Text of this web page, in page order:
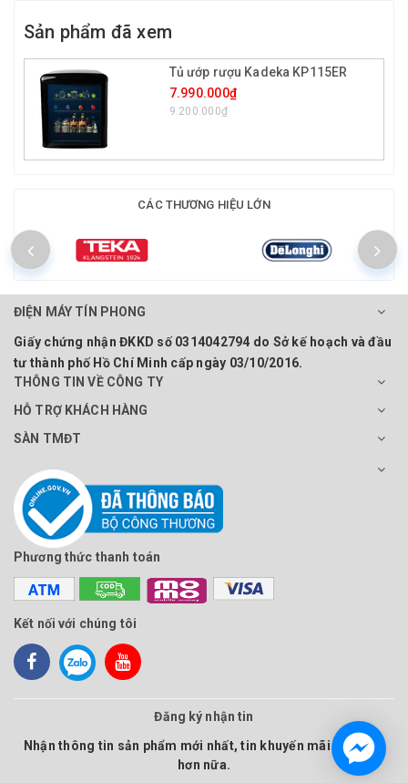
Sản phẩm đã xem
Tủ ướp rượu Kadeka KP115ER
7.990.000₫
9.200.000₫
CÁC THƯƠNG HIỆU LỚN
ĐIỆN MÁY TÍN PHONG
Giấy chứng nhận ĐKKD số 0314042794 do Sở kế hoạch và đầu
tư thành phố Hồ Chí Minh cấp ngày 03/10/2016.
THÔNG TIN VỀ CÔNG TY
HỖ TRỢ KHÁCH HÀNG
SÀN TMĐT
Phương thức thanh toán
Kết nối với chúng tôi
Đăng ký nhận tin
Nhận thông tin sản phẩm mới nhất, tin khuyến mãi và nhiều
hơn nữa.